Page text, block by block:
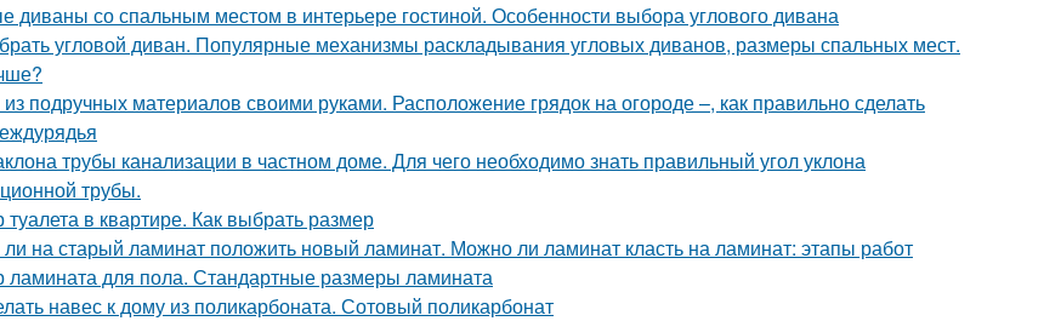
диваны со спальным местом в интерьере гостиной. Особенности выбора углового дивана
угловой диван. Популярные механизмы раскладывания угловых диванов, размеры спальных мест.
из подручных материалов своими руками. Расположение грядок на огороде –, как правильно сделать
трубы канализации в частном доме. Для чего необходимо знать правильный угол уклона
трубы.
туалета в квартире. Как выбрать размер
на старый ламинат положить новый ламинат. Можно ли ламинат класть на ламинат: этапы работ
ламината для пола. Стандартные размеры ламината
навес к дому из поликарбоната. Сотовый поликарбонат